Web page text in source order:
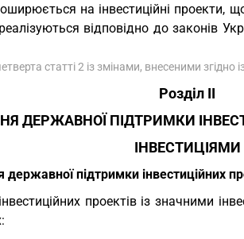
на інвестиційні проекти,
відповідно до законів
статті 2 із змінами, внесеними згідно
Розділ II
ДЕРЖАВНОЇ ПІДТРИМКИ
ІНВЕСТИЦІЯМИ
підтримки інвестиційних
проектів із значними